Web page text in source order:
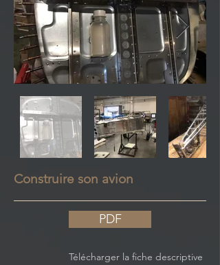
Construire son avion
PDF
Télécharger la fiche descriptive